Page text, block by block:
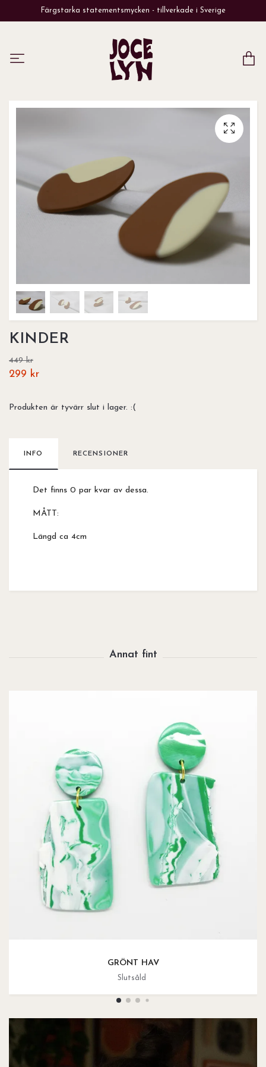
Färgstarka statementsmycken - tillverkade i Sverige
KINDER
449 kr
299 kr
Produkten är tyvärr slut i lager. :(
INFO RECENSIONER
Det finns 0 par kvar av dessa.
MÅTT:
Längd ca 4cm
GRÖNT HAV
Slutsåld